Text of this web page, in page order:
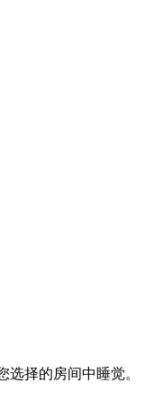
选择的房间中睡觉。